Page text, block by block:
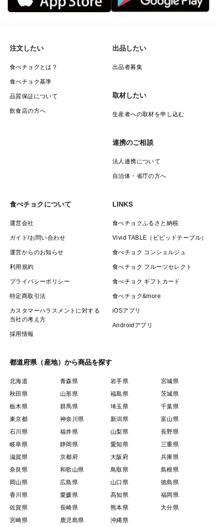
注文したい
食べチョクとは？
食べチョク基準
品質保証について
飲食店の方へ
出品したい
出品者募集
取材したい
生産者への取材を申し込む
連携のご相談
法人連携について
自治体・省庁の方へ
食べチョクについて
運営会社
ガイド/お問い合わせ
運営からのお知らせ
利用規約
プライバシーポリシー
特定商取引法
カスタマーハラスメントに対する
当社の考え方
採用情報
LINKS
食べチョクふるさと納税
Vivid TABLE（ビビッドテーブル）
食べチョク コンシェルジュ
食べチョク フルーツセレクト
食べチョク ギフトカード
食べチョク&more
iOSアプリ
Androidアプリ
都道府県（産地）から商品を探す
北海道 青森県 岩手県
宮城県
秋田県
山形県 福島県
茨城県
栃木県
群馬県 埼玉県
千葉県
東京都
神奈川県 新潟県
富山県
石川県
福井県 山梨県
長野県
岐阜県
静岡県 愛知県
三重県
滋賀県
京都府 大阪府
兵庫県
奈良県
和歌山県 鳥取県
島根県
岡山県
広島県 山口県
徳島県
香川県
愛媛県 高知県
福岡県
佐賀県
長崎県 熊本県
大分県
宮崎県
鹿児島県 沖縄県